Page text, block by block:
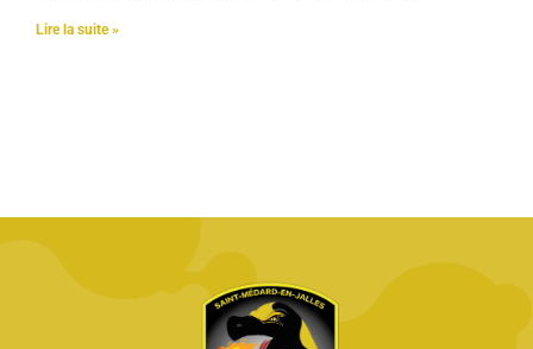
Lire la suite »